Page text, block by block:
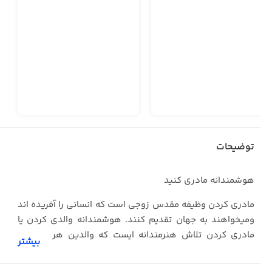
توضیحات
هوشمندانه مادری کنید
مادری کردن وظیفه مقدس زوجی است که انسانی را آفریده اند
ومیخواهند به جهان تقدیم کنند. هوشمندانه والدی کردن یا
مادری کردن تلاش هنرمندانه ایست که والدین هر دو بهم
کمک میکنند که کودک به تمام توانمندیهای بلقوه خود برسد .
هوشمندانه والدی کردن یعنی هدیه ای که بشما داده شده
بیشتر